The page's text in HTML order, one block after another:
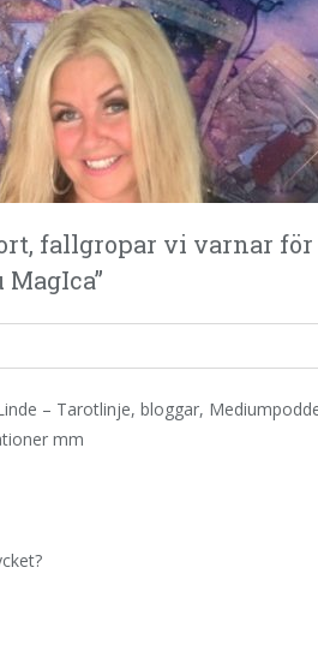
fallgropar vi varnar för
– Tarotlinje, bloggar,
mm